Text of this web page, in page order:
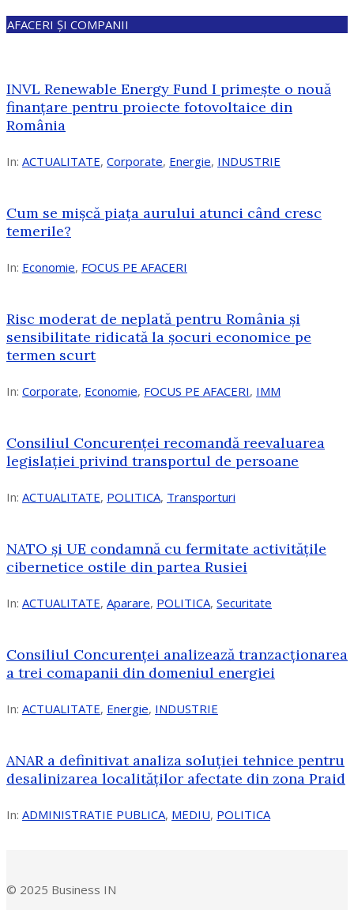
AFACERI ȘI COMPANII
INVL Renewable Energy Fund I primește o nouă
finanțare pentru proiecte fotovoltaice din
România
In: ACTUALITATE, Corporate, Energie, INDUSTRIE
Cum se mișcă piața aurului atunci când cresc
temerile?
In: Economie, FOCUS PE AFACERI
Risc moderat de neplată pentru România și
sensibilitate ridicată la șocuri economice pe
termen scurt
In: Corporate, Economie, FOCUS PE AFACERI, IMM
Consiliul Concurenței recomandă reevaluarea
legislației privind transportul de persoane
In: ACTUALITATE, POLITICA, Transporturi
NATO și UE condamnă cu fermitate activitățile
cibernetice ostile din partea Rusiei
In: ACTUALITATE, Aparare, POLITICA, Securitate
Consiliul Concurenţei analizează tranzacționarea
a trei comapanii din domeniul energiei
In: ACTUALITATE, Energie, INDUSTRIE
ANAR a definitivat analiza soluției tehnice pentru
desalinizarea localităților afectate din zona Praid
In: ADMINISTRATIE PUBLICA, MEDIU, POLITICA
© 2025 Business IN